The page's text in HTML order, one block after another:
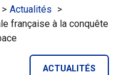
Actualités
française à la conquête
ACTUALITÉS